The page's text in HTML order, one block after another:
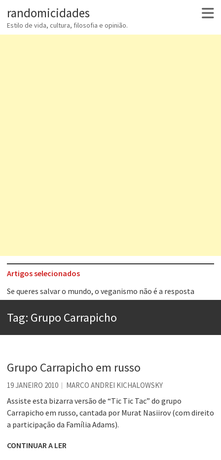
randomicidades
Estilo de vida, cultura, filosofia e opinião.
Artigos selecionados
Se queres salvar o mundo, o veganismo não é a resposta
A construção da urbanidade
Voto obrigatório é correto?
Tag: Grupo Carrapicho
Grupo Carrapicho em russo
19 JANEIRO 2010 MARCO ANDREI KICHALOWSKY
Assiste esta bizarra versão de “Tic Tic Tac” do grupo
Carrapicho em russo, cantada por Murat Nasiirov (com direito
a participação da Família Adams).
CONTINUAR A LER